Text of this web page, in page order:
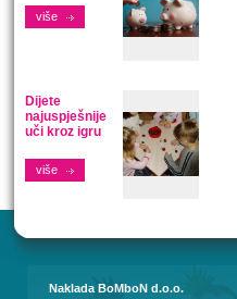
više
Dijete
najuspješnije
uči kroz igru
više
Naklada BoMboN d.o.o.